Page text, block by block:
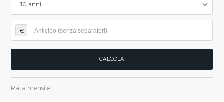
10 anni
€
Rata mensile: